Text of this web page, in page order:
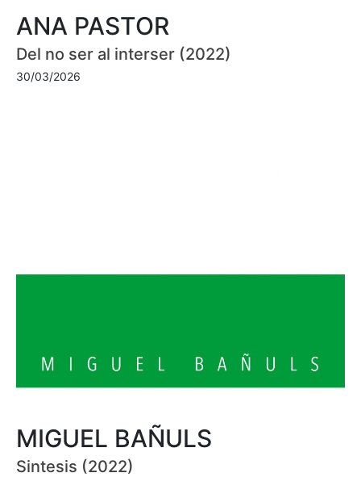
ANA PASTOR
Del no ser al interser (2022)
30/03/2026
MIGUEL BAÑULS
Sintesis (2022)